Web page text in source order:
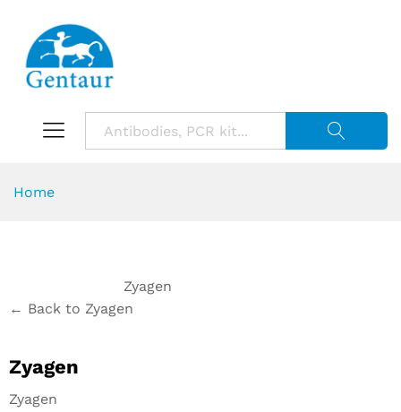
Home
Zyagen
← Back to Zyagen
Zyagen
Zyagen